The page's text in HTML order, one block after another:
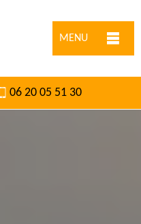
MENU
06 20 05 51 30